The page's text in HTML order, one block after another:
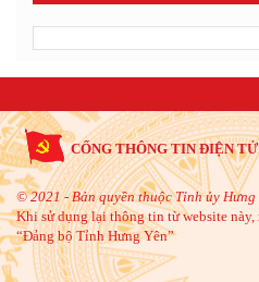
CỔNG THÔNG TIN ĐIỆN
© 2021 - Bản quyền thuộc Tỉnh ủy Hưng
Khi sử dụng lại thông tin từ website
“Đảng bộ Tỉnh Hưng Yên”